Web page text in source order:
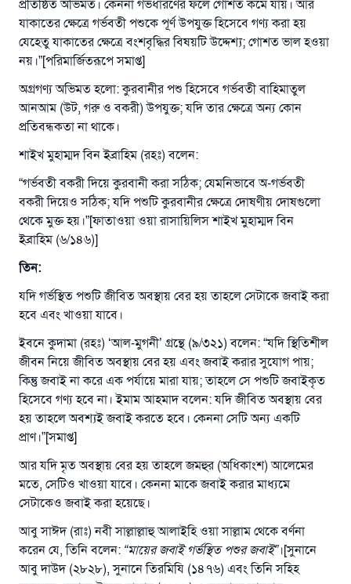
প্রতিষ্ঠিত অভিমত। কেননা গর্ভধারণের ফলে গোশত কমে যায়। আর
যাকাতের ক্ষেত্রে গর্ভবতী পশুকে পূর্ণ উপযুক্ত হিসেবে গণ্য করা হয়
যেহেতু যাকাতের ক্ষেত্রে বংশবৃদ্ধির বিষয়টি উদ্দেশ্য; গোশত ভাল হওয়া
নয়।”[পরিমার্জিতরূপে সমাপ্ত]
অগ্রগণ্য অভিমত হলো: কুরবানীর পশু হিসেবে গর্ভবতী বাহিমাতুল
আনআম (উট, গরু ও বকরী) উপযুক্ত; যদি তার ক্ষেত্রে অন্য কোন
প্রতিবন্ধকতা না থাকে।
শাইখ মুহাম্মদ বিন ইব্রাহিম (রহঃ) বলেন:
“গর্ভবতী বকরী দিয়ে কুরবানী করা সঠিক; যেমনিভাবে অ-গর্ভবতী
বকরী দিয়েও সঠিক; যদি পশুটি কুরবানীর ক্ষেত্রে দোষণীয় দোষগুলো
থেকে মুক্ত হয়।”[ফাতাওয়া ওয়া রাসায়িলিস শাইখ মুহাম্মদ বিন
ইব্রাহিম (৬/১৪৬)]
তিন:
যদি গর্ভস্থিত পশুটি জীবিত অবস্থায় বের হয় তাহলে সেটাকে জবাই করা
হবে এবং খাওয়া যাবে।
ইবনে কুদামা (রহঃ) ‘আল-মুগনী’ গ্রন্থে (৯/৩২১) বলেন: “যদি স্থিতিশীল
জীবন নিয়ে জীবিত অবস্থায় বের হয় এবং জবাই করার সুযোগ পায়;
কিন্তু জবাই না করে এক পর্যায়ে মারা যায়; তাহলে সে পশুটি জবাইকৃত
হিসেবে গণ্য হবে না। ইমাম আহমাদ বলেন: যদি জীবিত অবস্থায় বের
হয় তাহলে অবশ্যই জবাই করতে হবে। কেননা সেটি অন্য একটি
প্রাণ।”[সমাপ্ত]
আর যদি মৃত অবস্থায় বের হয় তাহলে জমহুর (অধিকাংশ) আলেমের
মতে, সেটিও খাওয়া যাবে। কেননা মাকে জবাই করার মাধ্যমে
সেটাকেও জবাই করা হয়েছে।
আবু সাঈদ (রাঃ) নবী সাল্লাল্লাহু আলাইহি ওয়া সাল্লাম থেকে বর্ণনা
করেন যে, তিনি বলেন: “মায়ের জবাই গর্ভস্থিত পশুর জবাই”।[সুনানে
আবু দাউদ (২৮২৮), সুনানে তিরমিযি (১৪৭৬) এবং তিনি সহিহ
উত্তর নম্বর ১১০৮৪৫ একটি বিবাহ রক্ষা
উম্মাহকে উত্তর দিতে আমাদেরকে সহযোগিতা করুন
রাসূল সাল্লাল্লাহু আলাইহি ওয়া সাল্লাম বলেছেন
যে ব্যক্তি সৎ কর্মের পথ দেখাবে সে সৎকর্মকারীর সমান
সওয়াব পাবে
(সহিহ মুসলিম; ১৮৯৩)